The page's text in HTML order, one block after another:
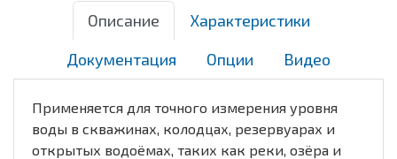
Описание
Характеристики
Документация
Опции Видео
Применяется для точного измерения уровня
воды в скважинах, колодцах, резервуарах и
открытых водоёмах, таких как реки, озёра и